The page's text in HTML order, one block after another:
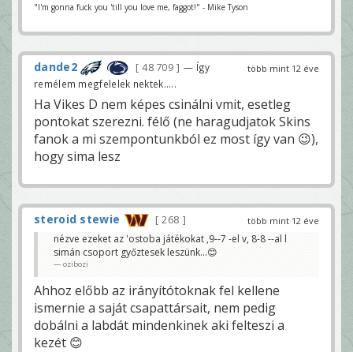
"I'm gonna fuck you 'till you love me, faggot!" - Mike Tyson
több mint 12 éve
dande2 48 709
— Így
remélem megfelelek nektek.....
Ha Vikes D nem képes csinálni vmit, esetleg
pontokat szerezni. félő (ne haragudjatok Skins
fanok a mi szempontunkból ez most így van 😉),
hogy sima lesz
több mint 12 éve
steroid stewie
268
nézve ezeket az 'ostoba játékokat ,9--7 -el v, 8-8 --al l
simán csoport győztesek leszünk...😊
ozibozi
Ahhoz előbb az irányítótoknak fel kellene
ismernie a saját csapattársait, nem pedig
dobálni a labdát mindenkinek aki felteszi a
kezét 😊